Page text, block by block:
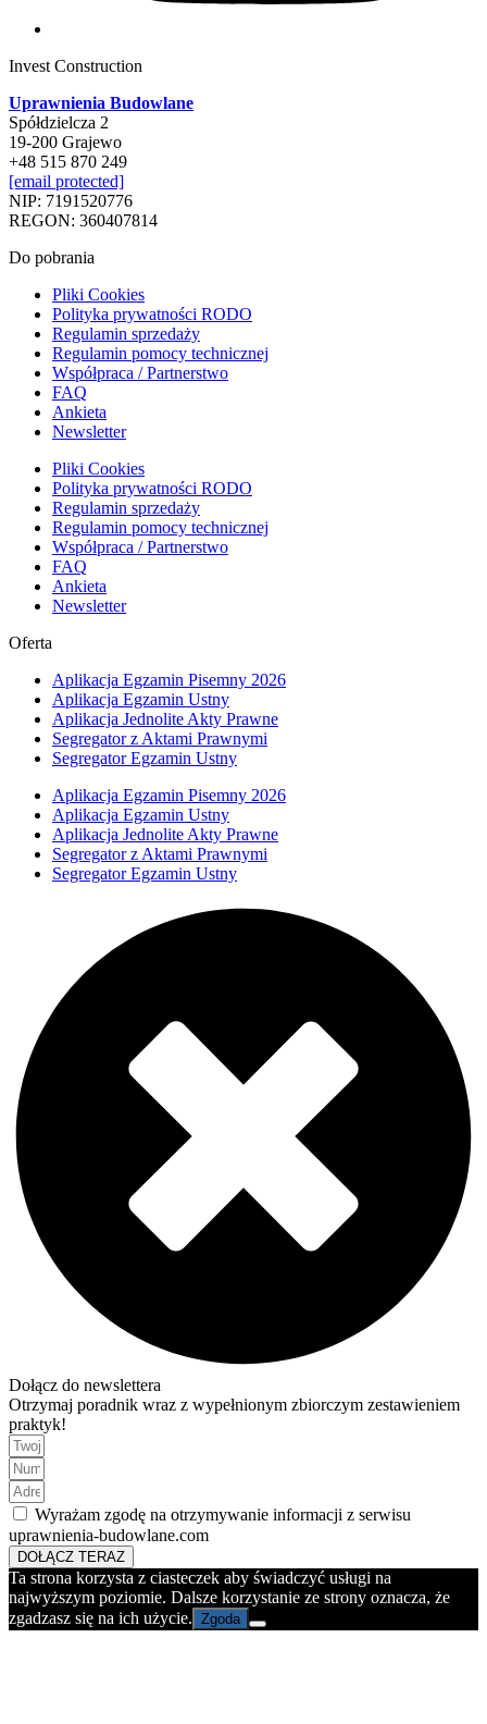
Invest Construction
Uprawnienia Budowlane
Spółdzielcza 2
19-200 Grajewo
+48 515 870 249
[email protected]
NIP: 7191520776
REGON: 360407814
Do pobrania
Pliki Cookies
Polityka prywatności RODO
Regulamin sprzedaży
Regulamin pomocy technicznej
Współpraca / Partnerstwo
FAQ
Ankieta
Newsletter
Pliki Cookies
Polityka prywatności RODO
Regulamin sprzedaży
Regulamin pomocy technicznej
Współpraca / Partnerstwo
FAQ
Ankieta
Newsletter
Oferta
Aplikacja Egzamin Pisemny 2026
Aplikacja Egzamin Ustny
Aplikacja Jednolite Akty Prawne
Segregator z Aktami Prawnymi
Segregator Egzamin Ustny
Aplikacja Egzamin Pisemny 2026
Aplikacja Egzamin Ustny
Aplikacja Jednolite Akty Prawne
Segregator z Aktami Prawnymi
Segregator Egzamin Ustny
Dołącz do newslettera
Otrzymaj poradnik wraz z wypełnionym zbiorczym zestawieniem
praktyk!
Wyrażam zgodę na otrzymywanie informacji z serwisu
uprawnienia-budowlane.com
DOŁĄCZ TERAZ
Ta strona korzysta z ciasteczek aby świadczyć usługi na
najwyższym poziomie. Dalsze korzystanie ze strony oznacza, że
zgadzasz się na ich użycie. Zgoda